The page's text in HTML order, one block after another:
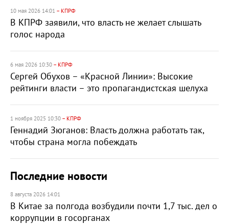
10 мая 2026 14:01 – КПРФ
В КПРФ заявили, что власть не желает слышать
голос народа
6 мая 2026 10:30 – КПРФ
Сергей Обухов – «Красной Линии»: Высокие
рейтинги власти – это пропагандистская шелуха
1 ноября 2025 10:30 – КПРФ
Геннадий Зюганов: Власть должна работать так,
чтобы страна могла побеждать
Последние новости
8 августа 2026 14:01
В Китае за полгода возбудили почти 1,7 тыс. дел о
коррупции в госорганах